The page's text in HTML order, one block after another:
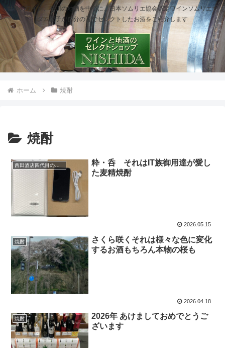
世界のワイン、石川の地酒を中心に、日本ソムリエ協会認定ワインソムリエマ
ダム櫻子が自分の舌でセレクトしたお酒をご紹介します
ホーム 焼酎
焼酎
西田酒店四代目のひとり言
粋・呑 それはIT族御用達が愛し
た麦精焼酎
2026.05.15
焼酎
さくら咲くそれは様々な色に変化
するお酒もちろん本物の桜も
2026.04.18
焼酎
2026年 あけましておめでとうご
ざいます